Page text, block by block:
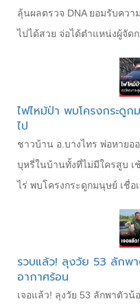
ลุ้นผลตรวจ DNA ยอมรับควา
ไปได้สวย จ่อได้ตำแหน่งผู้จัด
ไฟไหม้ป่า พบโครงกระดู
ไป
ชาวบ้าน อ.บางไทร พ่อหายอ
บุหรี่ในบ้านทั้งที่ไม่มีใครสูบ เ
ไร่ พบโครงกระดูกมนุษย์ เชื่
รวบแล้ว! ลุงวัย 53 ลักพ
อากาศร้อน
เจอแล้ว! ลุงวัย 53 ลักพาตัว